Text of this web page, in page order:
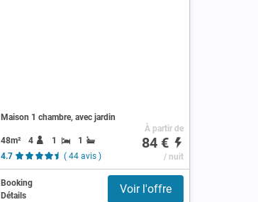
Maison 1 chambre, avec jardin
48m² 4 1
1
4.7
( 44 avis )
À partir de
84 €
/ nuit
Booking
Détails
Voir l'offre